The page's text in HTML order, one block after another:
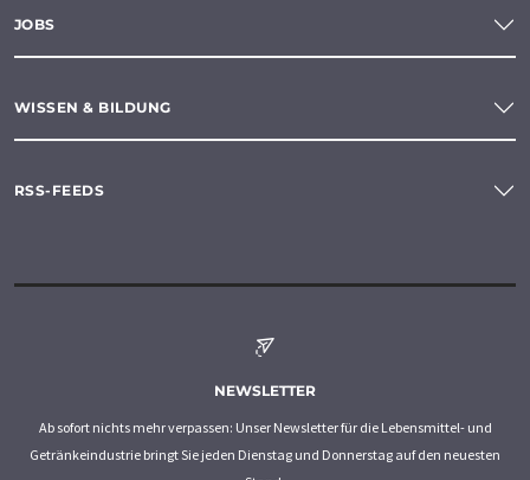
JOBS
WISSEN & BILDUNG
RSS-FEEDS
NEWSLETTER
Ab sofort nichts mehr verpassen: Unser Newsletter für die Lebensmittel- und
Getränkeindustrie bringt Sie jeden Dienstag und Donnerstag auf den neuesten